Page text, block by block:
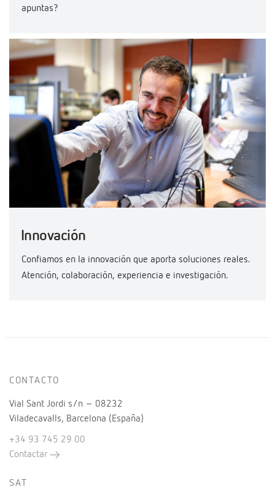
apuntas?
Innovación
Confiamos en la innovación que aporta soluciones reales.
Atención, colaboración, experiencia e investigación.
CONTACTO
Vial Sant Jordi s/n – 08232
Viladecavalls, Barcelona (España)
+34 93 745 29 00
Contactar
SAT